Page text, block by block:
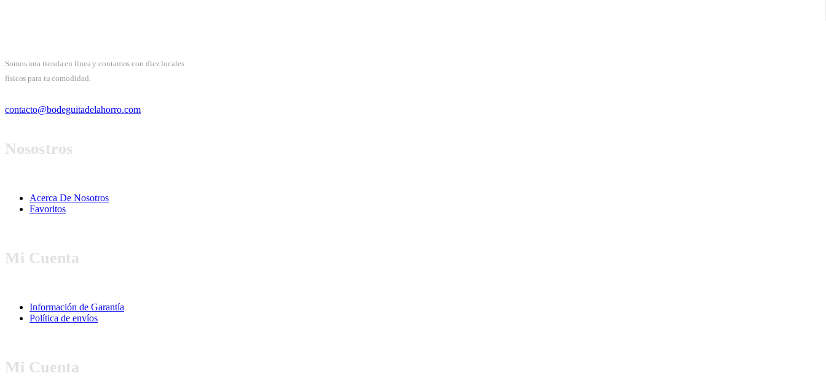
Somos una tienda en línea y contamos con diez locales
físicos para tu comodidad.
contacto@bodeguitadelahorro.com
Nosostros
Acerca De Nosotros
Favoritos
Mi Cuenta
Información de Garantía
Política de envíos
Mi Cuenta